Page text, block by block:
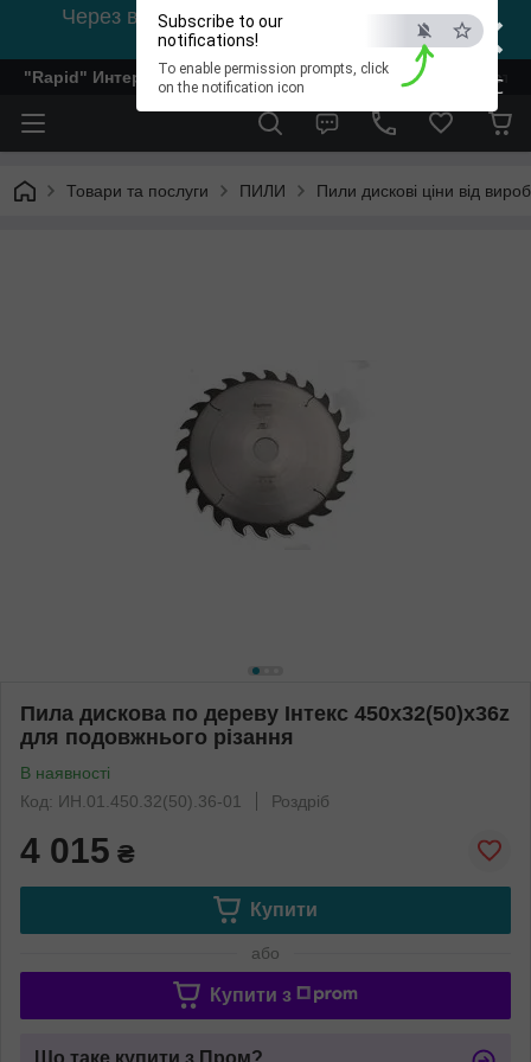
×
ESC
Subscribe to our
notifications!
To enable permission prompts, click
on the notification icon
Через відсутність світла, зв'язок на viber
0978002056
"Rapid" Интернет-магазин деревообрабатывающего
Товари та послуги ПИЛИ Пили дискові ціни від
Пила дискова по дереву Інтекс 450x32(50)x36z
для подовжнього різання
В наявності
Код: ИН.01.450.32(50).36-01
Роздріб
4 015 ₴
Купити
або
Купити з
Що таке купити з Пром?